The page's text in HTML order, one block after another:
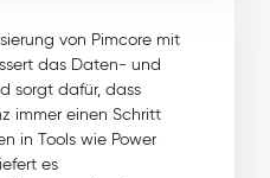
von Pimcore mit
das Daten- und
sorgt dafür, dass
immer einen Schritt
in Tools wie Power
es